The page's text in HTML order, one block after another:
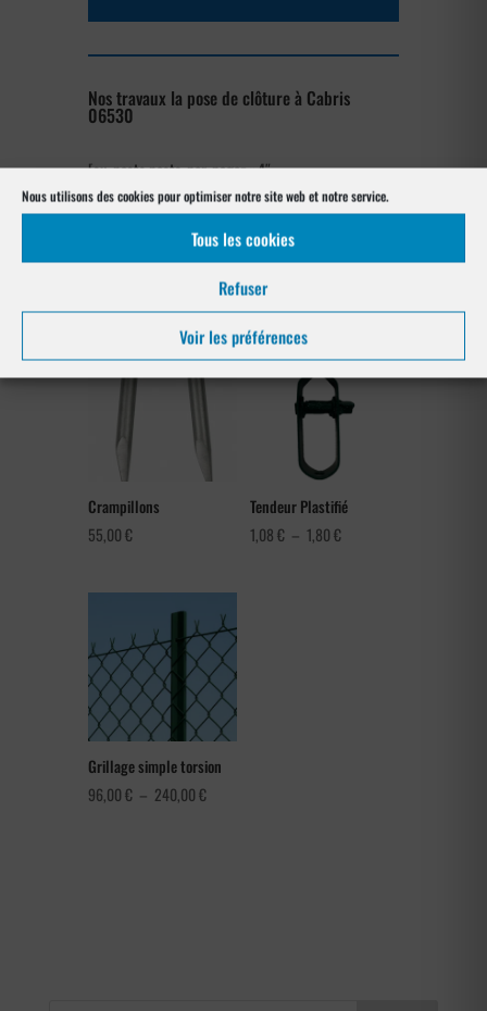
Nous utilisons des cookies pour optimiser notre site web et notre service.
Tous les cookies
Refuser
Voir les préférences
Nos travaux la pose de clôture à Cabris
06530
[su_posts posts_per_page= »4″
post_type= »project » order= »asc »
orderby= »rand »]
Crampillons
55,00€
Tendeur Plastifié
1,08€ – 1,80€Plage
Grillage simple torsion
96,00€ – 240,00€Plage